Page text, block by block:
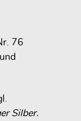
76
Silber.